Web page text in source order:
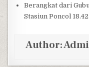
Berangkat dari
Stasiun Poncol
Author: